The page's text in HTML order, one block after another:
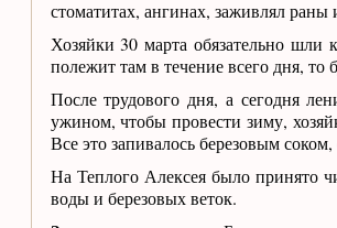
стоматитах, ангинах, заживлял раны
Хозяйки 30 марта обязательно
полежит там в течение всего дня, то
После трудового дня, а сегодня
ужином, чтобы провести зиму,
Все это запивалось березовым
На Теплого Алексея было принято
воды и березовых веток.